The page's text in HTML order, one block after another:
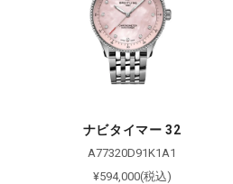
ナビタイマー 32
A77320D91K1A1
¥594,000(税込)